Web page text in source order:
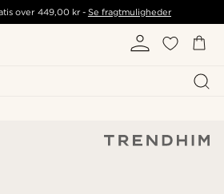
over 449,00 kr- Se fragtmuligheder